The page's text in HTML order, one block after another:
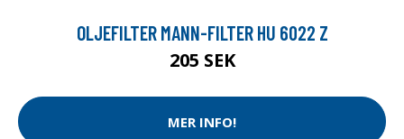
OLJEFILTER MANN-FILTER HU 6022 Z
205 SEK
MER INFO!